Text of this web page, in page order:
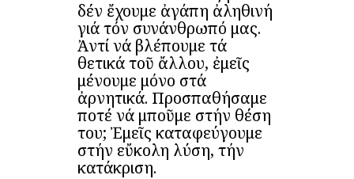
δέν ἔχουμε ἀγάπη ἀληθινή
γιά τόν συνάνθρωπό μας.
Ἀντί νά βλέπουμε τά
θετικά τοῦ ἄλλου, ἐμεῖς
μένουμε μόνο στά
ἀρνητικά. Προσπαθήσαμε
ποτέ νά μποῦμε στήν θέση
του; Ἐμεῖς καταφεύγουμε
στήν εὔκολη λύση, τήν
κατάκριση.